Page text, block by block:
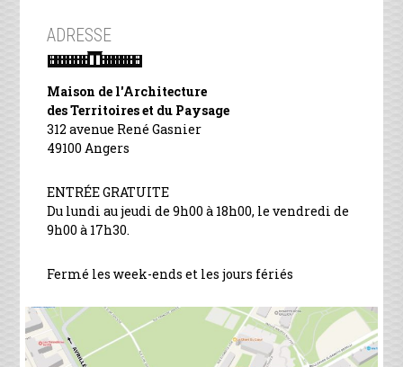
ADRESSE
Maison de l'Architecture
des Territoires et du Paysage
312 avenue René Gasnier
49100 Angers
ENTRÉE GRATUITE
Du lundi au jeudi de 9h00 à 18h00, le vendredi de
9h00 à 17h30.
Fermé les week-ends et les jours fériés